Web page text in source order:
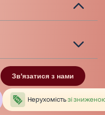
Зв'язатися з нами
Нерухомістьзі